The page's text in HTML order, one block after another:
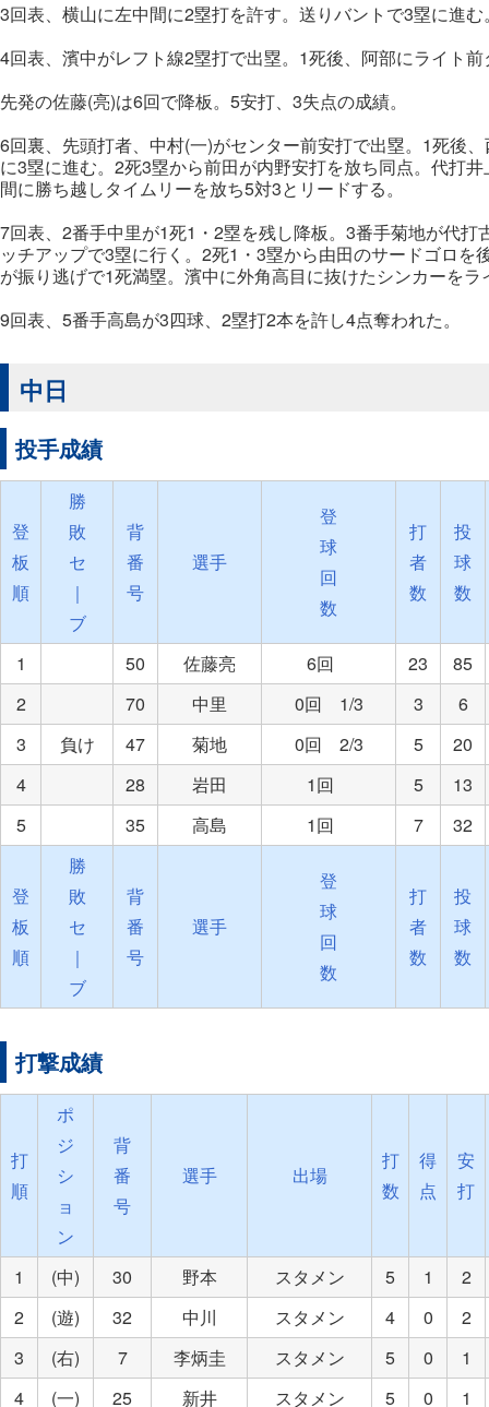
3回表、横山に左中間に2塁打を許す。送りバントで3塁に進
4回表、濱中がレフト線2塁打で出塁。1死後、阿部にライト
先発の佐藤(亮)は6回で降板。5安打、3失点の成績。
6回裏、先頭打者、中村(一)がセンター前安打で出塁。1死後
に3塁に進む。2死3塁から前田が内野安打を放ち同点。代打
間に勝ち越しタイムリーを放ち5対3とリードする。
7回表、2番手中里が1死1・2塁を残し降板。3番手菊地が代
ッチアップで3塁に行く。2死1・3塁から由田のサードゴロ
が振り逃げで1死満塁。濱中に外角高目に抜けたシンカーを
9回表、5番手高島が3四球、2塁打2本を許し4点奪われた。
中日
投手成績
登
板
順
勝
敗
セ
｜
ブ
背
番
号
選手
登
球
回
数
打
者
数
投
球
数
1 50 佐藤亮 6回 23
85
2
70 中里 0回 1/3 3
6
3
負け 47 菊地 0回 2/3 5
20
4
28 岩田 1回 5
13
5
35 高島 1回 7 32
登
板
順
勝
敗
セ
｜
ブ
背
番
号
選手
登
球
回
数
打
者
数
投
球
数
打撃成績
打
順
ポ
ジ
シ
ョ
ン
背
番
号
選手 出場
打
数
得
点
安
打
1 (中) 30 野本 スタメン 5 1
2
2
(遊) 32 中川 スタメン 4 0
2
3
(右) 7 李炳圭 スタメン 5 0
1
4
(一) 25 新井 スタメン 5 0 1